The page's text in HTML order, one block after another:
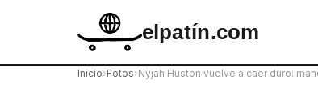
elpatín.com
Inicio›Fotos›Nyjah Huston vuelve a caer duro: